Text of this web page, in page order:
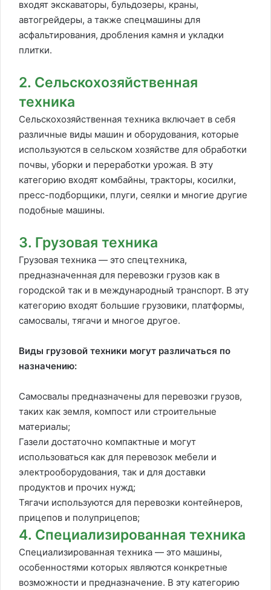
входят экскаваторы, бульдозеры, краны,
автогрейдеры, а также спецмашины для
асфальтирования, дробления камня и укладки
плитки.
2. Сельскохозяйственная
техника
Сельскохозяйственная техника включает в себя
различные виды машин и оборудования, которые
используются в сельском хозяйстве для обработки
почвы, уборки и переработки урожая. В эту
категорию входят комбайны, тракторы, косилки,
пресс-подборщики, плуги, сеялки и многие другие
подобные машины.
3. Грузовая техника
Грузовая техника — это спецтехника,
предназначенная для перевозки грузов как в
городской так и в международный транспорт. В эту
категорию входят большие грузовики, платформы,
самосвалы, тягачи и многое другое.
Виды грузовой техники могут различаться по
назначению:
Самосвалы предназначены для перевозки грузов,
таких как земля, компост или строительные
материалы;
Газели достаточно компактные и могут
использоваться как для перевозок мебели и
электрооборудования, так и для доставки
продуктов и прочих нужд;
Тягачи используются для перевозки контейнеров,
прицепов и полуприцепов;
4. Специализированная техника
Специализированная техника — это машины,
особенностями которых являются конкретные
возможности и предназначение. В эту категорию